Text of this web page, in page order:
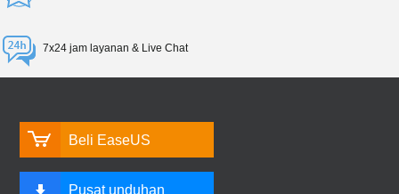
7x24 jam layanan & Live Chat
Beli EaseUS
Pusat unduhan